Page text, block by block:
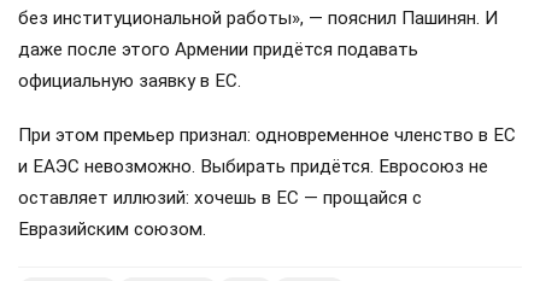
без институциональной работы», — пояснил Пашинян. И
даже после этого Армении придётся подавать
официальную заявку в ЕС.
При этом премьер признал: одновременное членство в ЕС
и ЕАЭС невозможно. Выбирать придётся. Евросоюз не
оставляет иллюзий: хочешь в ЕС — прощайся с
Евразийским союзом.